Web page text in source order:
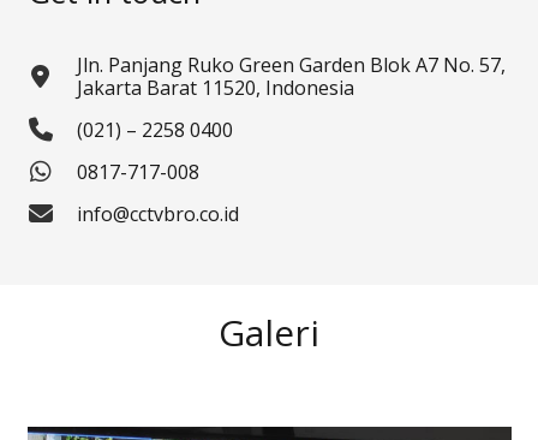
Jln. Panjang Ruko Green Garden Blok A7 No. 57,
Jakarta Barat 11520, Indonesia
(021) – 2258 0400
0817-717-008
info@cctvbro.co.id
Galeri